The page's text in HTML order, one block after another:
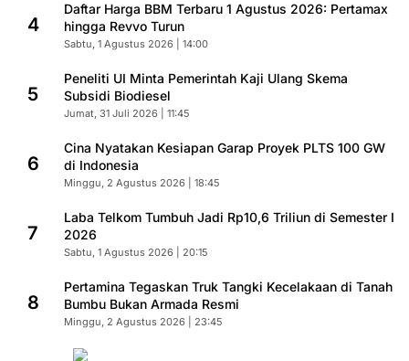
4
Daftar Harga BBM Terbaru 1 Agustus 2026: Pertamax
hingga Revvo Turun
Sabtu, 1 Agustus 2026 | 14:00
5
Peneliti UI Minta Pemerintah Kaji Ulang Skema
Subsidi Biodiesel
Jumat, 31 Juli 2026 | 11:45
6
Cina Nyatakan Kesiapan Garap Proyek PLTS 100 GW
di Indonesia
Minggu, 2 Agustus 2026 | 18:45
7
Laba Telkom Tumbuh Jadi Rp10,6 Triliun di Semester I
2026
Sabtu, 1 Agustus 2026 | 20:15
8
Pertamina Tegaskan Truk Tangki Kecelakaan di Tanah
Bumbu Bukan Armada Resmi
Minggu, 2 Agustus 2026 | 23:45